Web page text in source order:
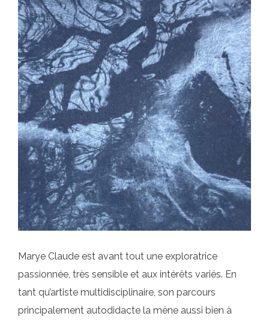
Marye Claude est avant tout une exploratrice
passionnée, très sensible et aux intérêts variés. En
tant qu’artiste multidisciplinaire, son parcours
principalement autodidacte la mène aussi bien à